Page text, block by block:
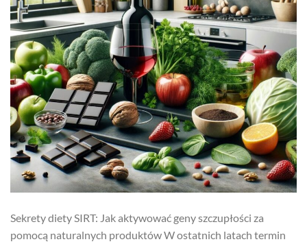
Sekrety diety SIRT: Jak aktywować geny szczupłości za
pomocą naturalnych produktów W ostatnich latach termin